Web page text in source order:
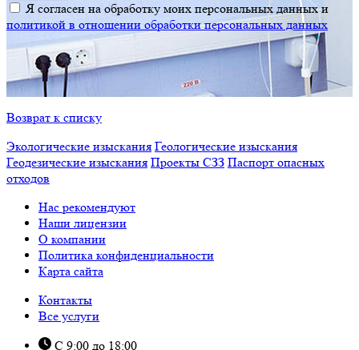
Я согласен на обработку моих персональных данных и
политикой в отношении обработки персональных данных
Возврат к списку
Экологические изыскания Геологические изыскания
Геодезические изыскания Проекты СЗЗ Паспорт опасных
отходов
Нас рекомендуют
Наши лицензии
О компании
Политика конфиденциальности
Карта сайта
Контакты
Все услуги
С 9:00 до 18:00